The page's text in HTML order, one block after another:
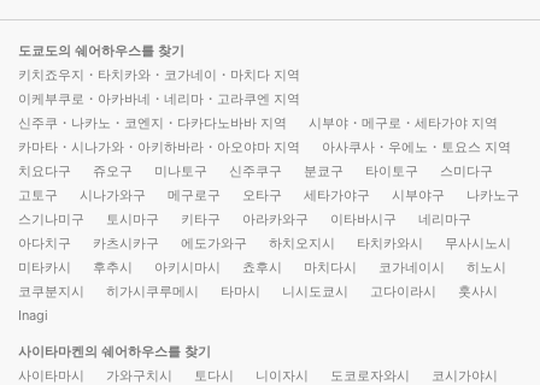
도쿄도의 쉐어하우스를 찾기
키치죠우지・타치카와・코가네이・마치다 지역
이케부쿠로・아카바네・네리마・고라쿠엔 지역
신주쿠・나카노・코엔지・다카다노바바 지역
시부야・메구로・세타가야 지역
카마타・시나가와・아키하바라・아오야마 지역
아사쿠사・우에노・토요스 지역
치요다구
쥬오구 미나토구 신주쿠구 분쿄구 타이토구
스미다구
고토구
시나가와구 메구로구 오타구 세타가야구 시부야구
나카노구
스기나미구
토시마구 키타구 아라카와구 이타바시구
네리마구
아다치구
카츠시카구 에도가와구 하치오지시 타치카와시
무사시노시
미타카시
후추시 아키시마시 쵸후시 마치다시 코가네이시
히노시
코쿠분지시
히가시쿠루메시 타마시 니시도쿄시 고다이라시
훗사시
Inagi
사이타마켄의 쉐어하우스를 찾기
사이타마시
가와구치시 토다시 니이자시 도코로자와시
코시가야시